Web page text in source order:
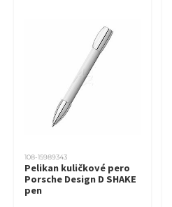
108-15989343
Pelikan kuličkové pero
Porsche Design D SHAKE
pen